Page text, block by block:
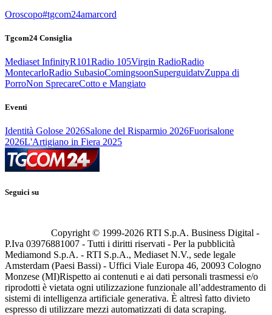
Oroscopo#tgcom24amarcord
Tgcom24 Consiglia
Mediaset InfinityR101Radio 105Virgin RadioRadio
MontecarloRadio SubasioComingsoonSuperguidatvZuppa di
PorroNon SprecareCotto e Mangiato
Eventi
Identità Golose 2026Salone del Risparmio 2026Fuorisalone
2026L'Artigiano in Fiera 2025
Seguici su
Copyright © 1999-2026 RTI S.p.A. Business Digital -
P.Iva 03976881007 - Tutti i diritti riservati - Per la pubblicità
Mediamond S.p.A. - RTI S.p.A., Mediaset N.V., sede legale
Amsterdam (Paesi Bassi) - Uffici Viale Europa 46, 20093 Cologno
Monzese (MI)Rispetto ai contenuti e ai dati personali trasmessi e/o
riprodotti è vietata ogni utilizzazione funzionale all’addestramento di
sistemi di intelligenza artificiale generativa. È altresì fatto divieto
espresso di utilizzare mezzi automatizzati di data scraping.